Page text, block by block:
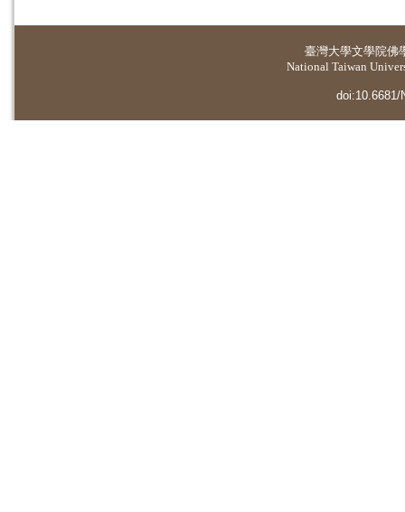
臺灣大學文學院佛
National Taiwan
doi:10.6681/